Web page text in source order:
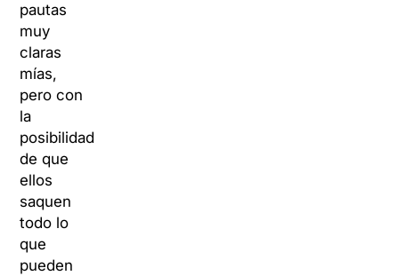
pautas
muy
claras
mías,
pero con
la
posibilidad
de que
ellos
saquen
todo lo
que
pueden